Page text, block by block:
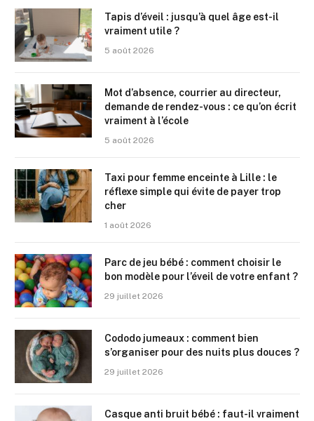
Tapis d’éveil : jusqu’à quel âge est-il
vraiment utile ?
5 août 2026
Mot d’absence, courrier au directeur,
demande de rendez-vous : ce qu’on écrit
vraiment à l’école
5 août 2026
Taxi pour femme enceinte à Lille : le
réflexe simple qui évite de payer trop
cher
1 août 2026
Parc de jeu bébé : comment choisir le
bon modèle pour l’éveil de votre enfant ?
29 juillet 2026
Cododo jumeaux : comment bien
s’organiser pour des nuits plus douces ?
29 juillet 2026
Casque anti bruit bébé : faut-il vraiment